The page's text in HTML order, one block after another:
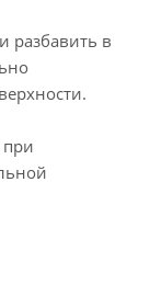
разбавить в
при